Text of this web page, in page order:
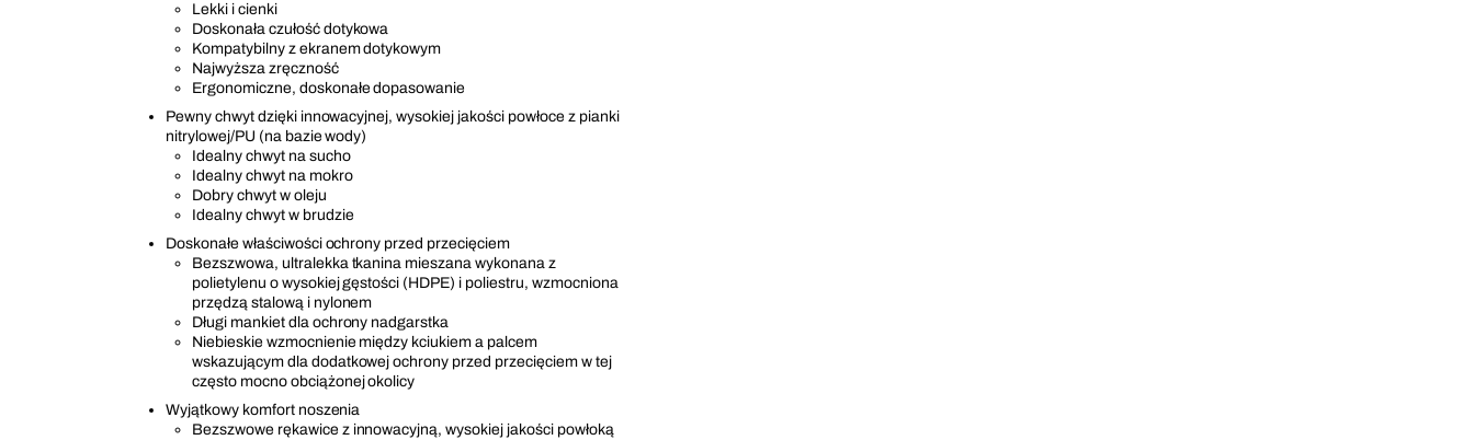
Lekki i cienki
Doskonała czułość dotykowa
Kompatybilny z ekranem dotykowym
Najwyższa zręczność
Ergonomiczne, doskonałe dopasowanie
Pewny chwyt dzięki innowacyjnej, wysokiej jakości powłoce z pianki
nitrylowej/PU (na bazie wody)
Idealny chwyt na sucho
Idealny chwyt na mokro
Dobry chwyt w oleju
Idealny chwyt w brudzie
Doskonałe właściwości ochrony przed przecięciem
Bezszwowa, ultralekka tkanina mieszana wykonana z
polietylenu o wysokiej gęstości (HDPE) i poliestru, wzmocniona
przędzą stalową i nylonem
Długi mankiet dla ochrony nadgarstka
Niebieskie wzmocnienie między kciukiem a palcem
wskazującym dla dodatkowej ochrony przed przecięciem w tej
często mocno obciążonej okolicy
Wyjątkowy komfort noszenia
Bezszwowe rękawice z innowacyjną, wysokiej jakości powłoką